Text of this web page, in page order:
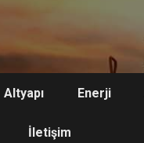
Altyapı Enerji
İletişim